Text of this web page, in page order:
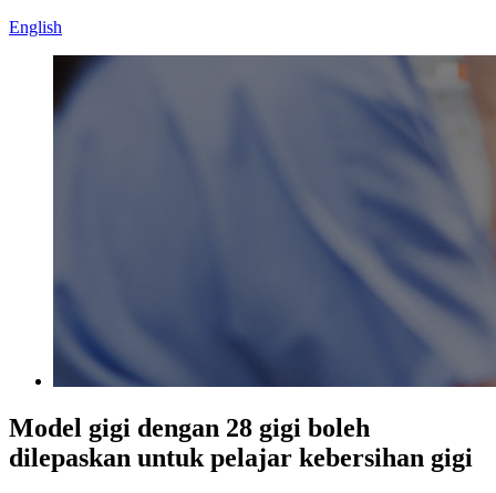
English
Model gigi dengan 28 gigi boleh
dilepaskan untuk pelajar kebersihan gigi